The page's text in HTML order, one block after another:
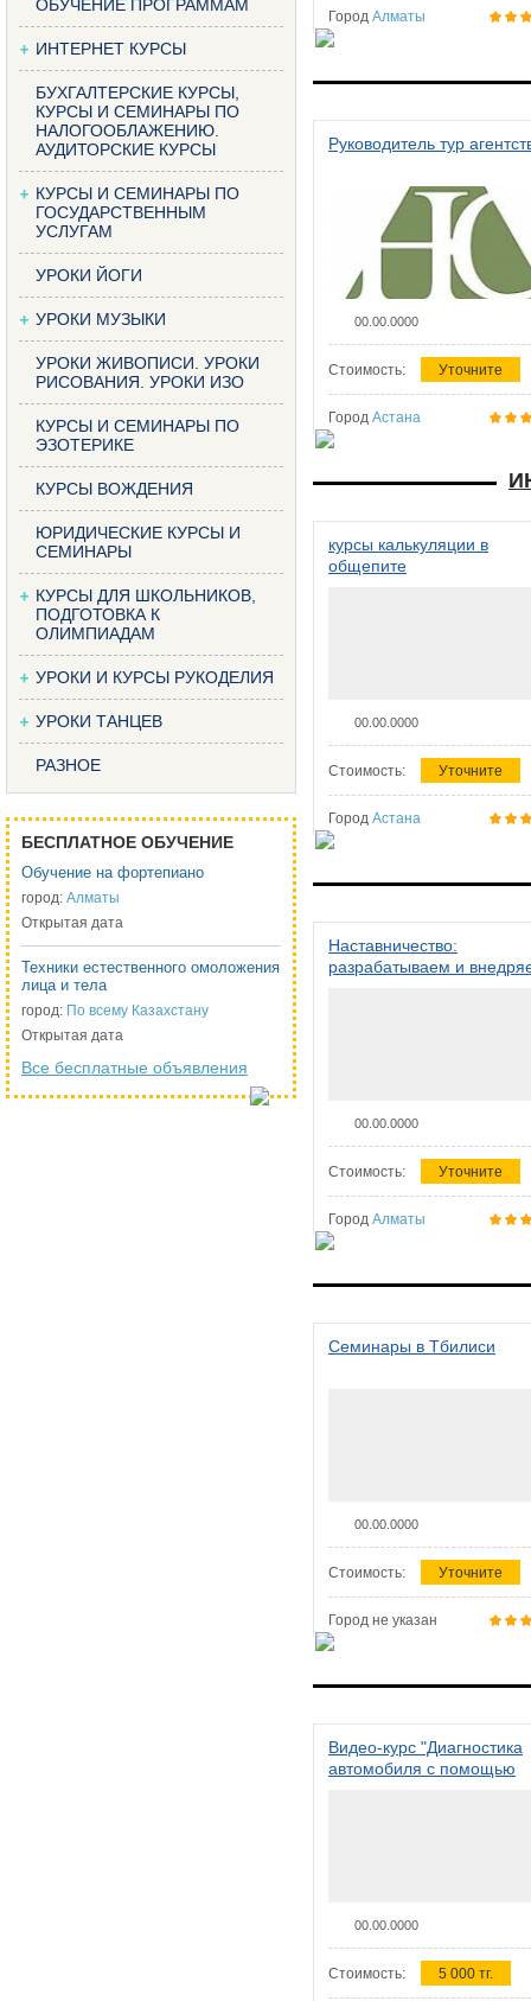
ОБУЧЕНИЕ ПРОГРАММАМ
ИНТЕРНЕТ КУРСЫ
БУХГАЛТЕРСКИЕ КУРСЫ,
КУРСЫ И СЕМИНАРЫ ПО
НАЛОГООБЛАЖЕНИЮ.
АУДИТОРСКИЕ КУРСЫ
КУРСЫ И СЕМИНАРЫ ПО
ГОСУДАРСТВЕННЫМ
УСЛУГАМ
УРОКИ ЙОГИ
УРОКИ МУЗЫКИ
УРОКИ ЖИВОПИСИ. УРОКИ
РИСОВАНИЯ. УРОКИ ИЗО
КУРСЫ И СЕМИНАРЫ ПО
ЭЗОТЕРИКЕ
КУРСЫ ВОЖДЕНИЯ
ЮРИДИЧЕСКИЕ КУРСЫ И
СЕМИНАРЫ
КУРСЫ ДЛЯ ШКОЛЬНИКОВ,
ПОДГОТОВКА К
ОЛИМПИАДАМ
УРОКИ И КУРСЫ РУКОДЕЛИЯ
УРОКИ ТАНЦЕВ
РАЗНОЕ
БЕСПЛАТНОЕ ОБУЧЕНИЕ
Обучение на фортепиано
город: Алматы
Открытая дата
Техники естественного омоложения
лица и тела
город: По всему Казахстану
Открытая дата
Все бесплатные объявления
Город Алматы
Руководитель тур
00.00.0000
Стоимость: Уточните
Город Астана
курсы калькуляции в
общепите
00.00.0000
Стоимость: Уточните
Город Астана
Наставничество:
разрабатываем и
00.00.0000
Стоимость: Уточните
Город Алматы
Семинары в Тбилиси
00.00.0000
Стоимость: Уточните
Город не указан
Видео-курс "Диагностика
автомобиля с помощью
00.00.0000
Стоимость: 5 000 тг.